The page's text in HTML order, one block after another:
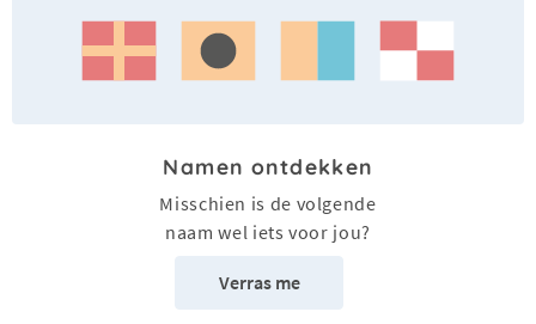
Namen ontdekken
Misschien is de volgende
naam wel iets voor jou?
Verras me